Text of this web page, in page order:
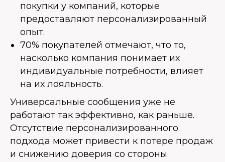
покупки у компаний, которые
предоставляют персонализированный
опыт.
70% покупателей отмечают, что то,
насколько компания понимает их
индивидуальные потребности, влияет
на их лояльность.
Универсальные сообщения уже не
работают так эффективно, как раньше.
Отсутствие персонализированного
подхода может привести к потере продаж
и снижению доверия со стороны